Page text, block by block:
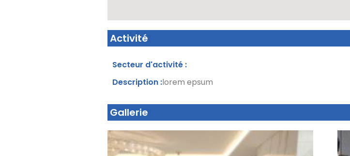
Activité
Secteur d'activité :
Description :lorem epsum
Gallerie